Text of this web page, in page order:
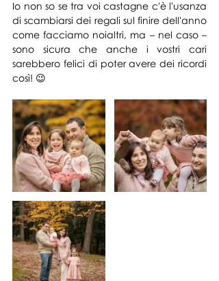
Io non so se tra voi castagne c'è l'usanza
di scambiarsi dei regali sul finire dell'anno
come facciamo noialtri, ma – nel caso –
sono sicura che anche i vostri cari
sarebbero felici di poter avere dei ricordi
così! 😉